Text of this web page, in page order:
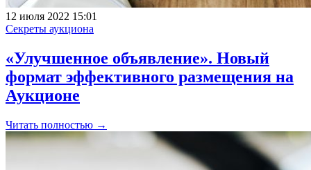
12 июля 2022 15:01
Секреты аукциона
«Улучшенное объявление». Новый
формат эффективного размещения на
Аукционе
Читать полностью →